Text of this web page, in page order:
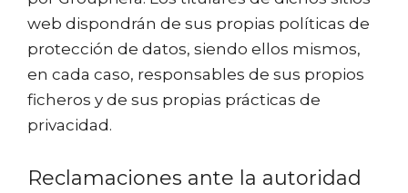
web dispondrán de sus propias políticas de
protección de datos, siendo ellos mismos,
en cada caso, responsables de sus propios
ficheros y de sus propias prácticas de
privacidad.
Reclamaciones ante la autoridad